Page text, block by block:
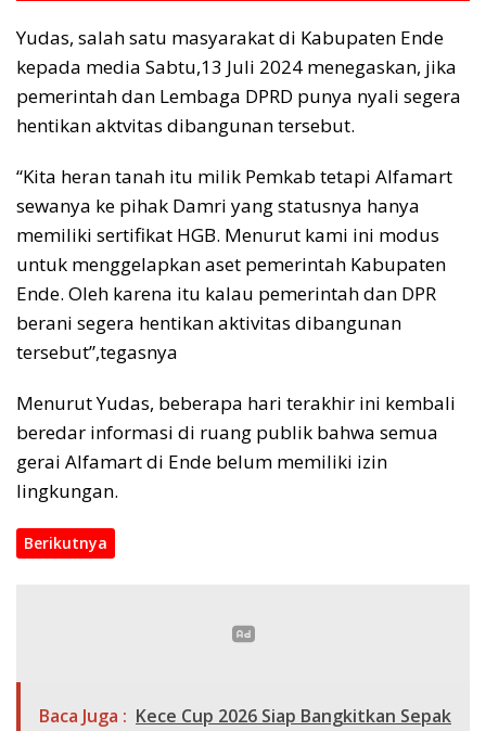
Yudas, salah satu masyarakat di Kabupaten Ende
kepada media Sabtu,13 Juli 2024 menegaskan, jika
pemerintah dan Lembaga DPRD punya nyali segera
hentikan aktvitas dibangunan tersebut.
“Kita heran tanah itu milik Pemkab tetapi Alfamart
sewanya ke pihak Damri yang statusnya hanya
memiliki sertifikat HGB. Menurut kami ini modus
untuk menggelapkan aset pemerintah Kabupaten
Ende. Oleh karena itu kalau pemerintah dan DPR
berani segera hentikan aktivitas dibangunan
tersebut”,tegasnya
Menurut Yudas, beberapa hari terakhir ini kembali
beredar informasi di ruang publik bahwa semua
gerai Alfamart di Ende belum memiliki izin
lingkungan.
Berikutnya
Baca Juga : Kece Cup 2026 Siap Bangkitkan Sepak